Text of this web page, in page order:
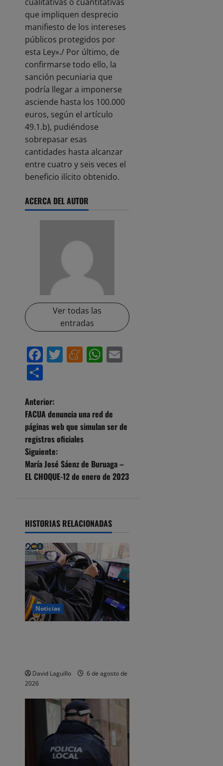
que impliquen desprecio
manifiesto de los intereses
públicos protegidos por
esta Ley»./ Por último, de
confirmarse todo ello, la
sanción pecuniaria que
podría llegar a imponerse
asciende hasta los 100.000
euros, según el artículo
49.1.b), pudiéndose
sobrepasar esas
cantidades hasta alcanzar
entre cuatro y seis veces el
beneficio ilícito obtenido.
ACERCA DEL AUTOR
Ver todas las
entradas
Facebook
Twitter
Meneame
WhatsApp
N
a
v
e
c
i
ó
n
d
n
t
Anterior:
FACUA denuncia una red de
páginas web que simulan ser de
registros oficiales
Siguiente:
María José Sáenz de Buruaga –
EL CHOQUE-12 de enero de 2023
HISTORIAS RELACIONADAS
Noticias
David Laguillo
6 de agosto de
2026